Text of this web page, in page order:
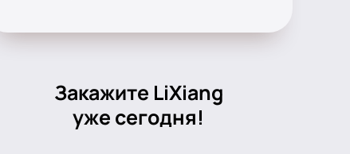
Закажите LiXiang
уже сегодня!